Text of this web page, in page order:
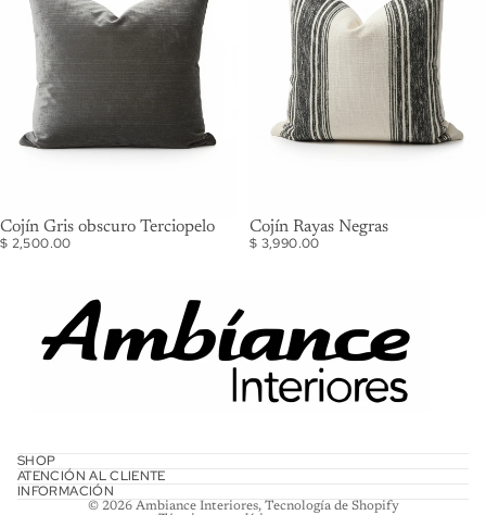
Cojín Gris obscuro Terciopelo
$ 2,500.00
Cojín Rayas Negras
$ 3,990.00
SHOP
ATENCIÓN AL CLIENTE
INFORMACIÓN
© 2026 Ambiance Interiores, Tecnología de Shopify
Política de envío